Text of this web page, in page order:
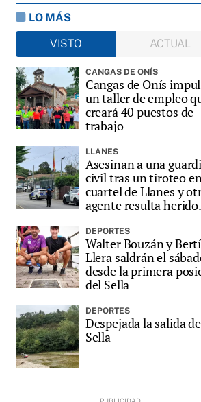
LO MÁS
VISTO
ACTUAL
CANGAS DE ONÍS
Cangas de Onís
un taller de empleo
creará 40 puestos de
trabajo
LLANES
Asesinan a una
civil tras un tiroteo
cuartel de Llanes y
agente resulta herido
DEPORTES
Walter Bouzán y
Llera saldrán el
desde la primera
del Sella
DEPORTES
Despejada la salida
Sella